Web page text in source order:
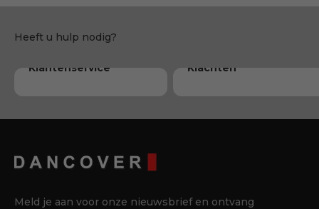
Klantenservice Klachten
Meld je aan voor onze nieuwsbrief en ontvang